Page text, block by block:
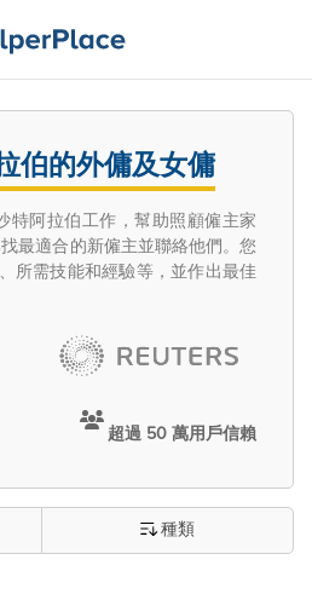
伯的外傭及女傭
特阿拉伯工作，幫助照顧僱主家
最適合的新僱主並聯絡他們。您
所需技能和經驗等，並作出最佳
超過 50 萬用戶信賴
種類